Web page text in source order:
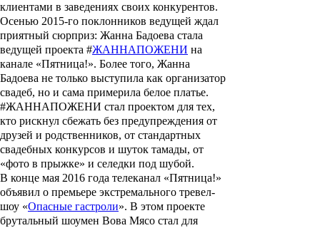
клиентами в заведениях своих конкурентов.
Осенью 2015-го поклонников ведущей ждал
приятный сюрприз: Жанна Бадоева стала
ведущей проекта #ЖАННАПОЖЕНИ на
канале «Пятница!». Более того, Жанна
Бадоева не только выступила как организатор
свадеб, но и сама примерила белое платье.
#ЖАННАПОЖЕНИ стал проектом для тех,
кто рискнул сбежать без предупреждения от
друзей и родственников, от стандартных
свадебных конкурсов и шуток тамады, от
«фото в прыжке» и селедки под шубой.
В конце мая 2016 года телеканал «Пятница!»
объявил о премьере экстремального тревел-
шоу «Опасные гастроли». В этом проекте
брутальный шоумен Вова Мясо стал для